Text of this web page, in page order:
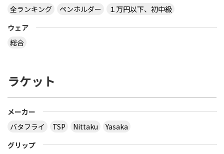
全ランキング
ペンホルダー
１万円以下、初中級
ウェア
総合
ラケット
メーカー
バタフライ
TSP Nittaku
Yasaka
グリップ